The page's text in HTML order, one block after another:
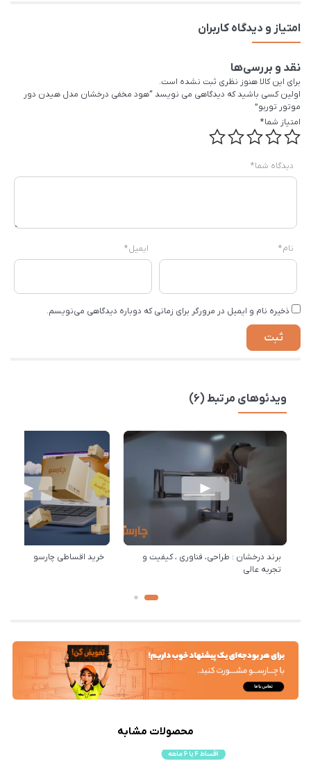
امتیاز و دیدگاه کاربران
نقد و بررسی‌ها
برای این کالا هنوز نظری ثبت نشده است.
اولین کسی باشید که دیدگاهی می نویسد “هود مخفی درخشان مدل هیدن دور
موتور توربو”
امتیاز شما*
دیدگاه شما*
نام* ایمیل*
ذخیره نام و ایمیل در مرورگر برای زمانی که دوباره دیدگاهی می‌نویسم.
ویدئوهای مرتبط (6)
برند درخشان : طراحی، فناوری ، کیفیت و
تجربه عالی
خرید اقساطی چارسو
محصولات مشابه